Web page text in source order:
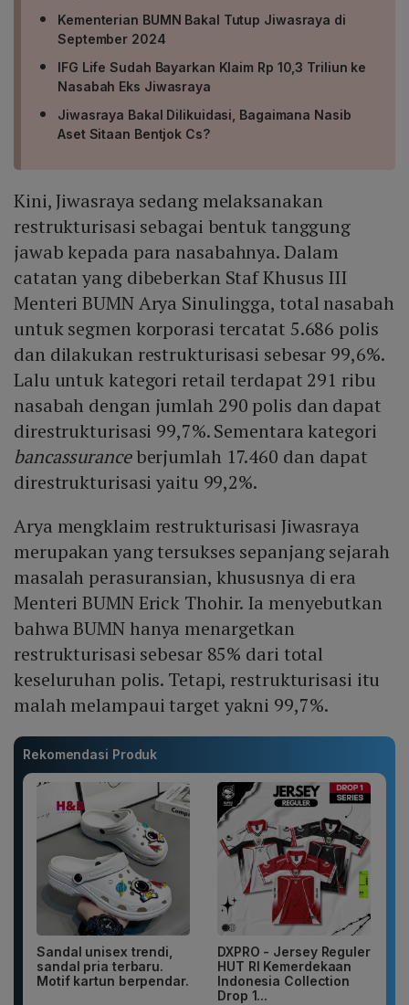
Kementerian BUMN Bakal Tutup Jiwasraya di
September 2024
IFG Life Sudah Bayarkan Klaim Rp 10,3 Triliun ke
Nasabah Eks Jiwasraya
Jiwasraya Bakal Dilikuidasi, Bagaimana Nasib
Aset Sitaan Bentjok Cs?
Kini, Jiwasraya sedang melaksanakan
restrukturisasi sebagai bentuk tanggung
jawab kepada para nasabahnya. Dalam
catatan yang dibeberkan Staf Khusus III
Menteri BUMN Arya Sinulingga, total nasabah
untuk segmen korporasi tercatat 5.686 polis
dan dilakukan restrukturisasi sebesar 99,6%.
Lalu untuk kategori retail terdapat 291 ribu
nasabah dengan jumlah 290 polis dan dapat
direstrukturisasi 99,7%. Sementara kategori
bancassuranceberjumlah 17.460 dan dapat
direstrukturisasi yaitu 99,2%.
Arya mengklaim restrukturisasi Jiwasraya
merupakan yang tersukses sepanjang sejarah
masalah perasuransian, khususnya di era
Menteri BUMN Erick Thohir. Ia menyebutkan
bahwa BUMN hanya menargetkan
restrukturisasi sebesar 85% dari total
keseluruhan polis. Tetapi, restrukturisasi itu
malah melampaui target yakni 99,7%.
Rekomendasi Produk
Sandal unisex trendi,
sandal pria terbaru.
Motif kartun berpendar.
DXPRO - Jersey Reguler
HUT RI Kemerdekaan
Indonesia Collection
Drop 1...